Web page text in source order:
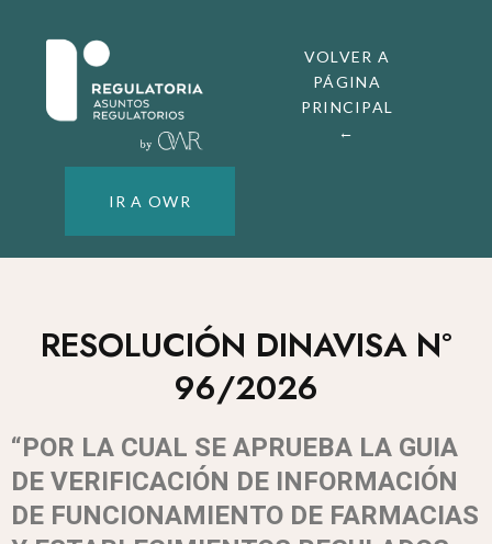
VOLVER A
PÁGINA
PRINCIPAL
←
IR A OWR
RESOLUCIÓN DINAVISA N°
96/2026
“POR LA CUAL SE APRUEBA LA GUIA
DE VERIFICACIÓN DE INFORMACIÓN
DE FUNCIONAMIENTO DE FARMACIAS